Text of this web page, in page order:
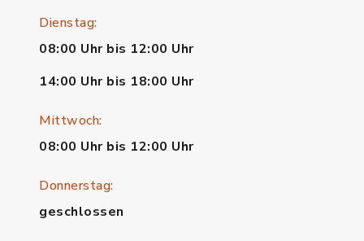
Dienstag:
08:00 Uhr bis 12:00 Uhr
14:00 Uhr bis 18:00 Uhr
Mittwoch:
08:00 Uhr bis 12:00 Uhr
Donnerstag:
geschlossen